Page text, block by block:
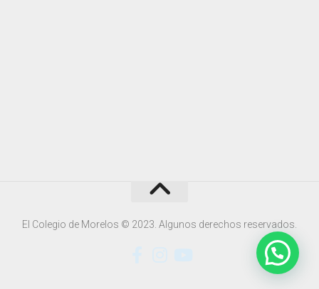
El Colegio de Morelos © 2023. Algunos derechos reservados.